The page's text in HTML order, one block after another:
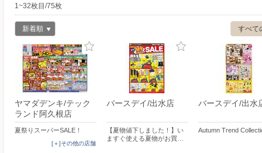
1~32枚目/75枚
すべて
新着順
ヤマダデンキ/テック
ランド阿久根店
夏祭りスーパーSALE！
[＋]その他の店舗
バースデイ/出水店
【夏物値下しました！】い
ますぐ使える夏物がお買…
バースデイ/出水
Autumn Trend